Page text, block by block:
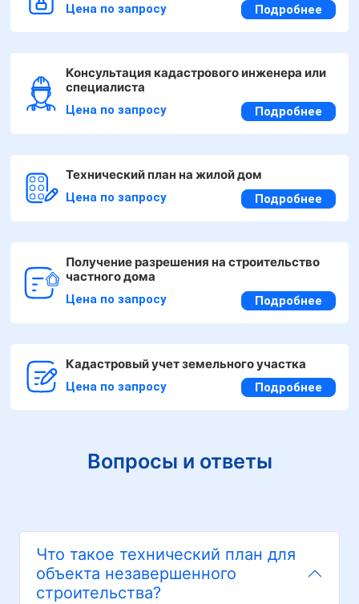
Цена по запросу Подробнее
Консультация кадастрового инженера или
специалиста
Цена по запросу Подробнее
Технический план на жилой дом
Цена по запросу Подробнее
Получение разрешения на строительство
частного дома
Цена по запросу Подробнее
Кадастровый учет земельного участка
Цена по запросу Подробнее
Вопросы и ответы
Что такое технический план для
объекта незавершенного
строительства?